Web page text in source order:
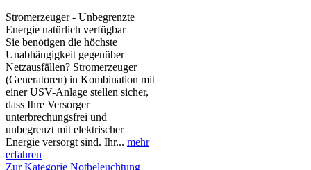
Stromerzeuger - Unbegrenzte
Energie natürlich verfügbar
Sie benötigen die höchste
Unabhängigkeit gegenüber
Netzausfällen? Stromerzeuger
(Generatoren) in Kombination mit
einer USV-Anlage stellen sicher,
dass Ihre Versorger
unterbrechungsfrei und
unbegrenzt mit elektrischer
Energie versorgt sind. Ihr... mehr
erfahren
Zur Kategorie Notbeleuchtung